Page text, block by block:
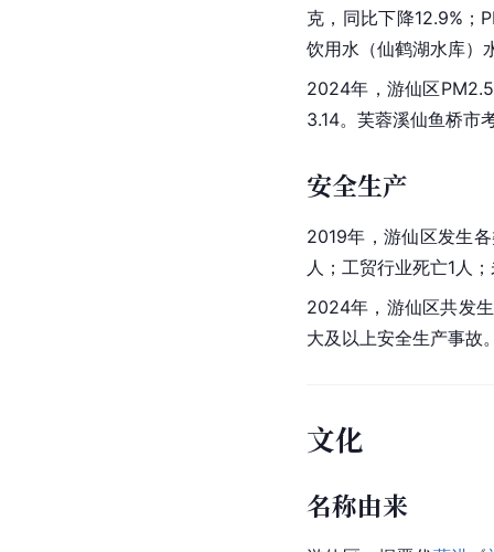
克，同比下降12.9%；
饮用水（仙鹤湖水库）
2024年，游仙区
3.14。芙蓉溪仙鱼桥市
安全生产
2019年，游仙区发生
人；工贸行业死亡1人
2024年，游仙区共发
大及以上安全生产事故
文化
名称由来